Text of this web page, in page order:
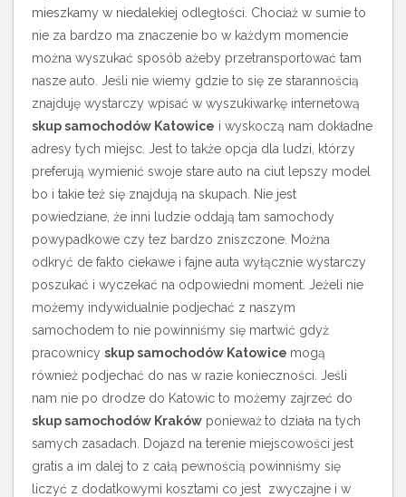
mieszkamy w niedalekiej odległości. Chociaż w sumie to
nie za bardzo ma znaczenie bo w każdym momencie
można wyszukać sposób ażeby przetransportować tam
nasze auto. Jeśli nie wiemy gdzie to się ze starannością
znajduję wystarczy wpisać w wyszukiwarkę internetową
skup samochodów Katowice i wyskoczą nam dokładne
adresy tych miejsc. Jest to także opcja dla ludzi, którzy
preferują wymienić swoje stare auto na ciut lepszy model
bo i takie też się znajdują na skupach. Nie jest
powiedziane, że inni ludzie oddają tam samochody
powypadkowe czy tez bardzo zniszczone. Można
odkryć de fakto ciekawe i fajne auta wyłącznie wystarczy
poszukać i wyczekać na odpowiedni moment. Jeżeli nie
możemy indywidualnie podjechać z naszym
samochodem to nie powinniśmy się martwić gdyż
pracownicy skup samochodów Katowice mogą
również podjechać do nas w razie konieczności. Jeśli
nam nie po drodze do Katowic to możemy zajrzeć do
skup samochodów Kraków ponieważto działa na tych
samych zasadach. Dojazd na terenie miejscowości jest
gratis a im dalej to z całą pewnością powinniśmy się
liczyć z dodatkowymi kosztami co jest zwyczajne i w